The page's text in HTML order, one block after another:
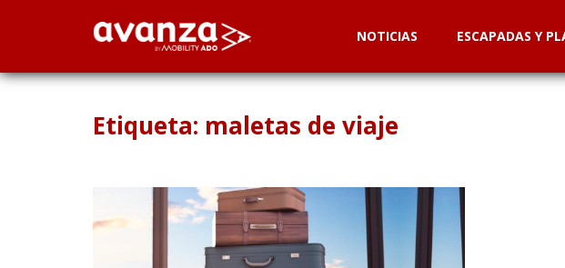
NOTICIAS ESCAPADAS Y
Etiqueta: maletas de viaje